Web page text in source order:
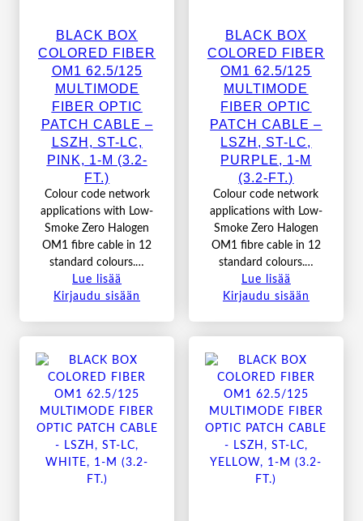
BLACK BOX
COLORED FIBER
OM1 62.5/125
MULTIMODE
FIBER OPTIC
PATCH CABLE –
LSZH, ST-LC,
PINK, 1-M (3.2-
FT.)
Colour code network
applications with Low-
Smoke Zero Halogen
OM1 fibre cable in 12
standard colours.…
Lue lisää
Kirjaudu sisään
BLACK BOX
COLORED FIBER
OM1 62.5/125
MULTIMODE
FIBER OPTIC
PATCH CABLE –
LSZH, ST-LC,
PURPLE, 1-M
(3.2-FT.)
Colour code network
applications with Low-
Smoke Zero Halogen
OM1 fibre cable in 12
standard colours.…
Lue lisää
Kirjaudu sisään